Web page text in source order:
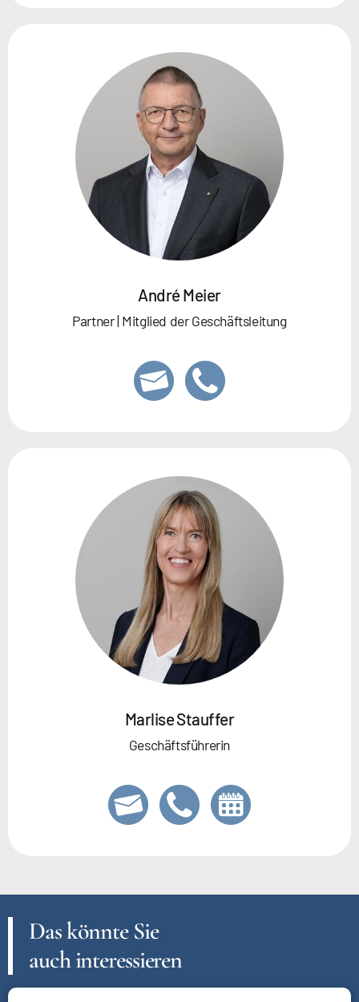
André Meier
Partner | Mitglied der Geschäftsleitung
Marlise Stauffer
Geschäftsführerin
Das könnte Sie
auch interessieren